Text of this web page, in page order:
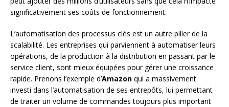
significativement ses coûts de fonctionnement.
L’automatisation des processus clés est un autre pilier de la
scalabilité. Les entreprises qui parviennent à automatiser leurs
opérations, de la production à la distribution en passant par le
service client, sont mieux équipées pour gérer une croissance
rapide. Prenons l’exemple d’Amazon qui a massivement
investi dans l’automatisation de ses entrepôts, lui permettant
de traiter un volume de commandes toujours plus important